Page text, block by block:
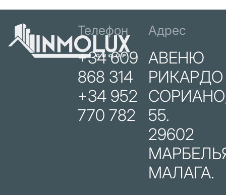
Телефон
+34 609
868 314
+34 952
770 782
Адрес
АВЕНЮ
РИКАРДО
55.
29602
МАЛАГА.